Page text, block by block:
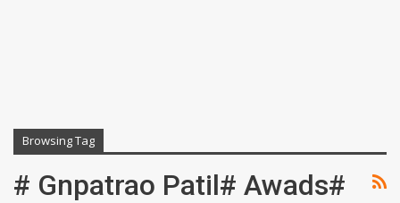
Browsing Tag
# Gnpatrao Patil# Awads#